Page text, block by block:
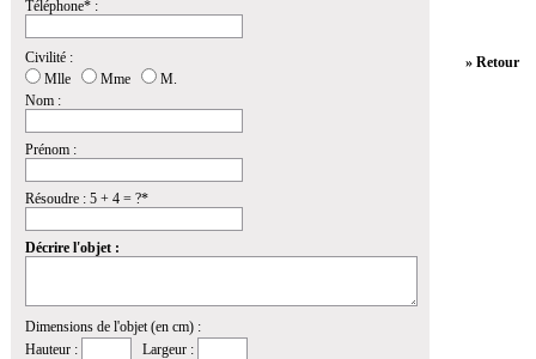
Téléphone* :
Civilité :
Mlle
Mme
M.
Nom :
Prénom :
Résoudre : 5 + 4 = ?*
Décrire l'objet :
Dimensions de l'objet (en cm) :
Hauteur :
Largeur :
» Retour